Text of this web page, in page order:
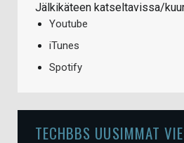
Jälkikäteen katseltavissa/
Youtube
iTunes
Spotify
TECHBBS UUSIMMAT